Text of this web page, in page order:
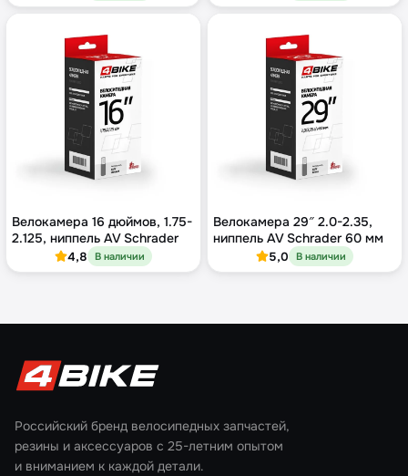
Велокамера 16 дюймов, 1.75-
2.125, ниппель AV Schrader
4,8 В наличии
Велокамера 29″ 2.0-2.35,
ниппель AV Schrader 60 мм
5,0 В наличии
Российский бренд велосипедных запчастей,
резины и аксессуаров с 25-летним опытом
и вниманием к каждой детали.